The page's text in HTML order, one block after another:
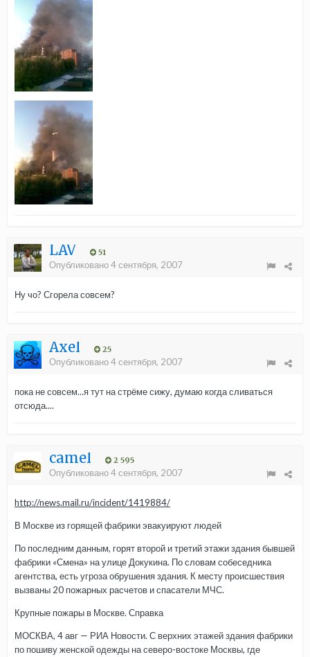
LAV 51
Опубликовано4 сентября, 2007
Ну чо? Сгорела совсем?
Axel 25
Опубликовано4 сентября, 2007
пока не совсем...я тут на стрёме сижу, думаю когда сливаться
отсюда....
camel 2 595
Опубликовано4 сентября, 2007
http://news.mail.ru/incident/1419884/
В Москве из горящей фабрики эвакуируют людей
По последним данным, горят второй и третий этажи здания бывшей
фабрики «Смена» на улице Докукина. По словам собеседника
агентства, есть угроза обрушения здания. К месту происшествия
вызваны 20 пожарных расчетов и спасатели МЧС.
Крупные пожары в Москве. Справка
МОСКВА, 4 авг — РИА Новости. С верхних этажей здания фабрики
по пошиву женской одежды на северо-востоке Москвы, где